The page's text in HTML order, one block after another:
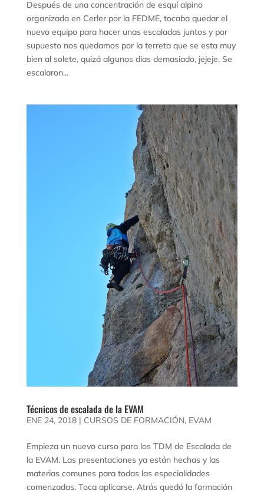
Después de una concentración de esquí alpino
organizada en Cerler por la FEDME, tocaba quedar el
nuevo equipo para hacer unas escaladas juntos y por
supuesto nos quedamos por la terreta que se esta muy
bien al solete, quizá algunos dias demasiado, jejeje. Se
escalaron...
Técnicos de escalada de la EVAM
ENE 24, 2018| CURSOS DE FORMACIÓN, EVAM
Empieza un nuevo curso para los TDM de Escalada de
la EVAM. Las presentaciones ya están hechas y las
materias comunes para todas las especialidades
comenzadas. Toca aplicarse. Atrás quedó la formación